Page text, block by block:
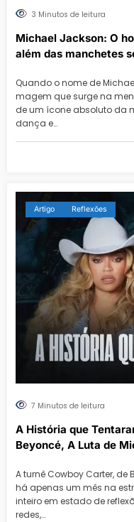
3 Minutos de leitura
Michael Jackson: O
além das manchetes
Quando o nome de
magem que surge na
de um ícone absoluto da
dança e…
Artigo Reflexões
7 Minutos de leitura
A História que
Beyoncé, A Luta de
Herança que Nunca
A turnê Cowboy Carter, de
há apenas um mês na
inteiro em estado de
redes,…